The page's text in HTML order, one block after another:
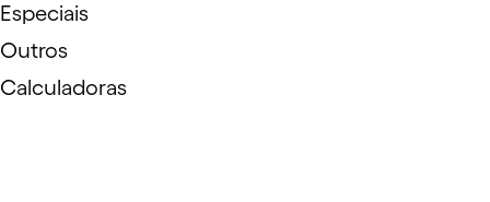
Especiais
Outros
Calculadoras